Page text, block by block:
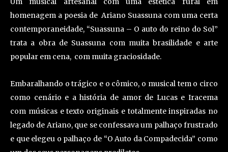
homenagem a poesia de Ariano Suassuna com uma certa
contemporaneidade, “Suassuna – O auto do reino do Sol”
trata a obra de Suassuna com muita brasilidade e arte
popular em cena, com muita graciosidade.
Embaralhando o trágico e o cômico, o musical tem o circo
como cenário e a história de amor de Lucas e Iracema
com músicas e texto originais e totalmente inspiradas no
legado de Ariano, que se confessava um palhaço frustrado
e que elegeu o palhaço de “O Auto da Compadecida” como